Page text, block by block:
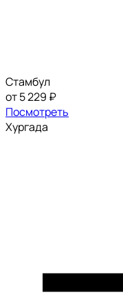
Стамбул
от 5 229 ₽
Посмотреть
Хургада